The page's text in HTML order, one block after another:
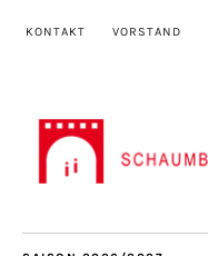
KONTAKT VORSTAND